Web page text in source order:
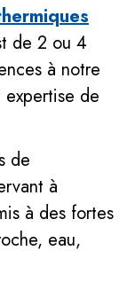
de 2 ou 4
à notre
de
de
à
à des fortes
eau,